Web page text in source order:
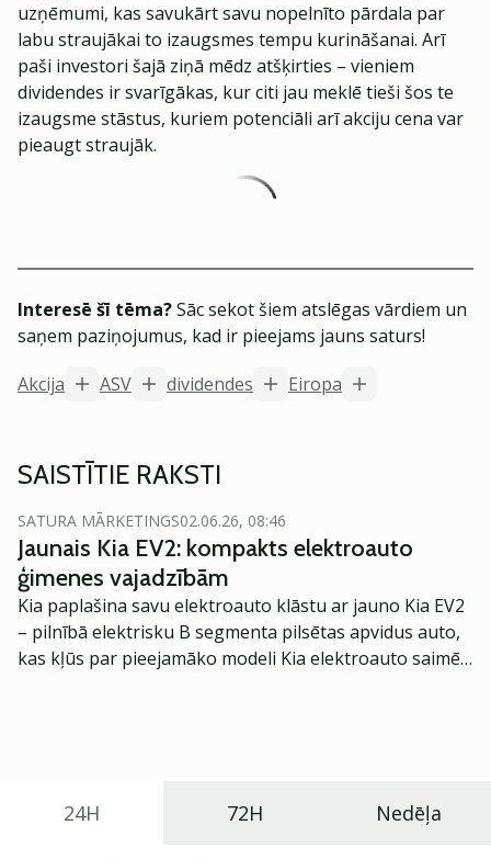
uzņēmumi, kas savukārt savu nopelnīto pārdala par
labu straujākai to izaugsmes tempu kurināšanai. Arī
paši investori šajā ziņā mēdz atšķirties – vieniem
dividendes ir svarīgākas, kur citi jau meklē tieši šos te
izaugsme stāstus, kuriem potenciāli arī akciju cena var
pieaugt straujāk.
Interesē šī tēma?Sāc sekot šiem atslēgas vārdiem un
saņem paziņojumus, kad ir pieejams jauns saturs!
Akcija
ASV dividendes Eiropa
SAISTĪTIE RAKSTI
SATURA MĀRKETINGS02.06.26, 08:46
Jaunais Kia EV2: kompakts elektroauto
ģimenes vajadzībām
Kia paplašina savu elektroauto klāstu ar jauno Kia EV2
– pilnībā elektrisku B segmenta pilsētas apvidus auto,
kas kļūs par pieejamāko modeli Kia elektroauto saimē
24H 72H Nedēļa